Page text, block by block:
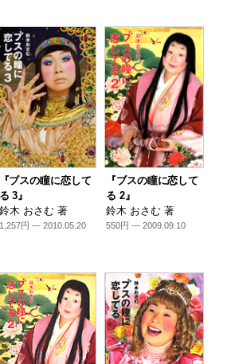
『ブスの瞳に恋して
る 3』
鈴木 おさむ 著
1,257円 — 2010.05.20
『ブスの瞳に恋して
る 2』
鈴木 おさむ 著
550円 — 2009.09.10